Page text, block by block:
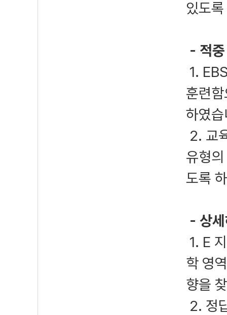
있도
- 적
1.
훈련
하였
2. 교
유형
도록
- 상
1. E
학 영
향을
2. 정